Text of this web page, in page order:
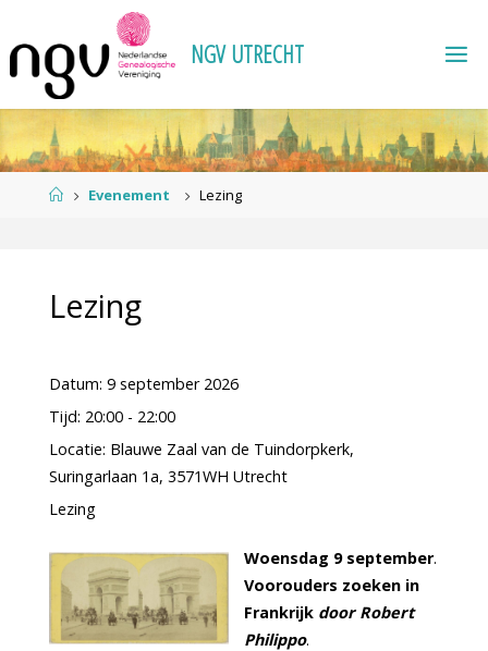
naar
inhoud
NGV UTRECHT
HomeEvenement Lezing
Lezing
Datum: 9 september 2026
Tijd: 20:00 - 22:00
Locatie: Blauwe Zaal van de Tuindorpkerk,
Suringarlaan 1a, 3571WH Utrecht
Lezing
Woensdag 9 september.
Voorouders zoeken in
Frankrijk door Robert
Philippo.